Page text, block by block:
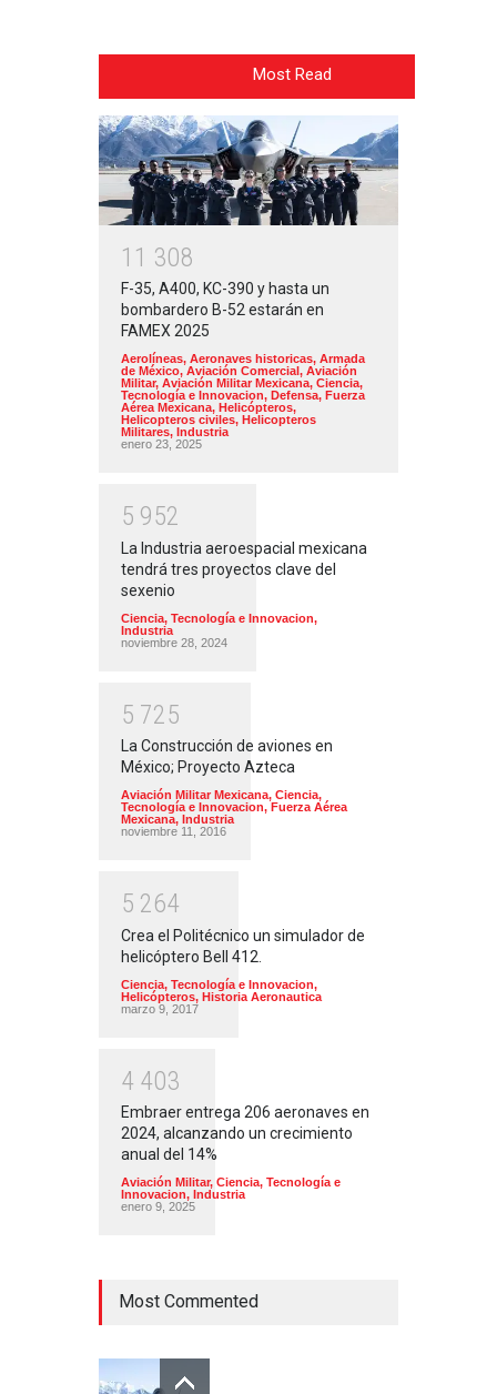
Most Read
1 1 308
F-35, A400, KC-390 y hasta un
bombardero B-52 estarán en
FAMEX 2025
Aerolíneas, Aeronaves historicas, Armada
de México, Aviación Comercial , Aviación
Militar, Aviación Militar Mexicana, Ciencia,
Tecnología e Innovacion, Defensa, Fuerza
Aérea Mexicana, Helicópteros,
Helicopteros civiles, Helicopteros
Militares, Industria
enero 23, 2025
5 952
La Industria aeroespacial mexicana
tendrá tres proyectos clave del
sexenio
Ciencia, Tecnología e Innovacion,
Industria
noviembre 28, 2024
5 725
La Construcción de aviones en
México; Proyecto Azteca
Aviación Militar Mexicana, Ciencia,
Tecnología e Innovacion, Fuerza Aérea
Mexicana, Industria
noviembre 11, 2016
5 264
Crea el Politécnico un simulador de
helicóptero Bell 412.
Ciencia, Tecnología e Innovacion,
Helicópteros, Historia Aeronautica
marzo 9, 2017
4 403
Embraer entrega 206 aeronaves en
2024, alcanzando un crecimiento
anual del 14%
Aviación Militar, Ciencia, Tecnología e
Innovacion, Industria
enero 9, 2025
Most Commented